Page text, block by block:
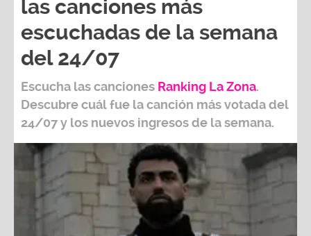
las canciones más
escuchadas de la semana
del 24/07
Escucha las canciones Ranking La Zona.
Descubre cuál fue la canción más votada del
24/07y los nuevos ingresos de la semana.